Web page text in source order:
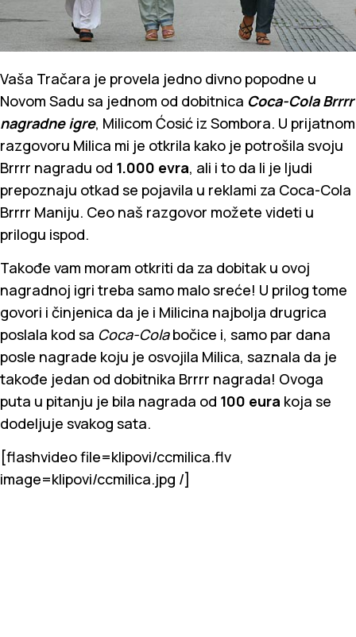
Vaša Tračara je provela jedno divno popodne u
Novom Sadu sa jednom od dobitnica Coca-Cola Brrrr
nagradne igre, Milicom Ćosić iz Sombora. U prijatnom
razgovoru Milica mi je otkrila kako je potrošila svoju
Brrrr nagradu od 1.000 evra, ali i to da li je ljudi
prepoznaju otkad se pojavila u reklami za Coca-Cola
Brrrr Maniju. Ceo naš razgovor možete videti u
prilogu ispod.
Takođe vam moram otkriti da za dobitak u ovoj
nagradnoj igri treba samo malo sreće! U prilog tome
govori i činjenica da je i Milicina najbolja drugrica
poslala kod sa Coca-Colabočice i, samo par dana
posle nagrade koju je osvojila Milica, saznala da je
takođe jedan od dobitnika Brrrr nagrada! Ovoga
puta u pitanju je bila nagrada od 100 eura koja se
dodeljuje svakog sata.
[flashvideo file=klipovi/ccmilica.flv
image=klipovi/ccmilica.jpg /]